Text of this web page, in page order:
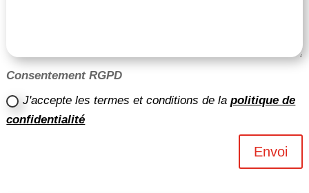
Consentement RGPD
J'accepte les termes et conditions de lapolitique de
confidentialité
Envoi